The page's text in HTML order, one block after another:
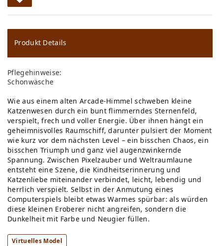
W
u
ns
ch
lis
te
Produkt Details
Pflegehinweise:
Schonwäsche
Wie aus einem alten Arcade-Himmel schweben kleine
Katzenwesen durch ein bunt flimmerndes Sternenfeld,
verspielt, frech und voller Energie. Über ihnen hängt ein
geheimnisvolles Raumschiff, darunter pulsiert der Moment
wie kurz vor dem nächsten Level – ein bisschen Chaos, ein
bisschen Triumph und ganz viel augenzwinkernde
Spannung. Zwischen Pixelzauber und Weltraumlaune
entsteht eine Szene, die Kindheitserinnerung und
Katzenliebe miteinander verbindet, leicht, lebendig und
herrlich verspielt. Selbst in der Anmutung eines
Computerspiels bleibt etwas Warmes spürbar: als würden
diese kleinen Eroberer nicht angreifen, sondern die
Dunkelheit mit Farbe und Neugier füllen.
Virtuelles Model